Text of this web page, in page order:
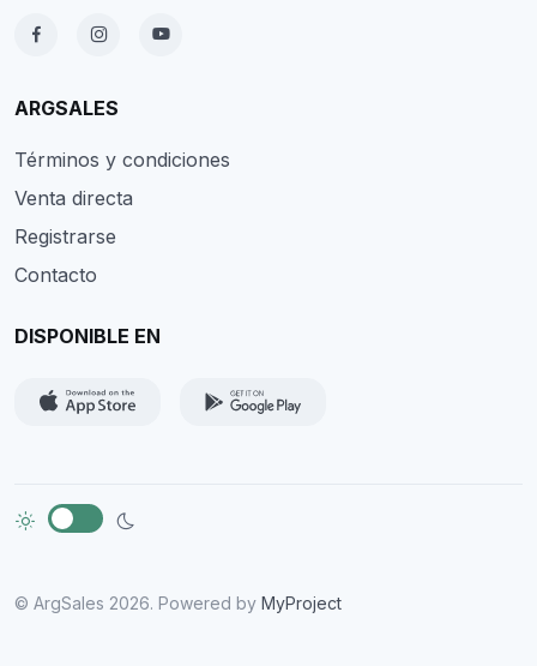
ARGSALES
Términos y condiciones
Venta directa
Registrarse
Contacto
DISPONIBLE EN
© ArgSales 2026. Powered by MyProject